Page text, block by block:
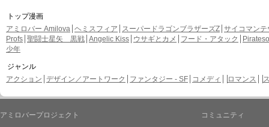
トップ漫画
アミロバー Amilova ヘミスフィア スーパードラゴンブラザーズZ サイコマンテ
Profs 聖闘士星矢 黒戦 Angelic Kiss ウサギとカメ フード・アタック
少年
ジャンル
アクション デザイン／アートワーク ファンタジー - SF コメディ ロマンス
アミロバープロジェクト
コミュニティ